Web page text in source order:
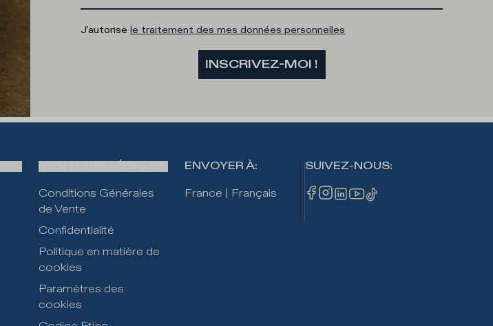
J'autorise le traitement des mes données personnelles
INSCRIVEZ-MOI !
Conditions Générales
de Vente
Confidentialité
Politique en matière de
cookies
Paramètres des
cookies
ENVOYER À:
France
Français
SUIVEZ-NOUS: